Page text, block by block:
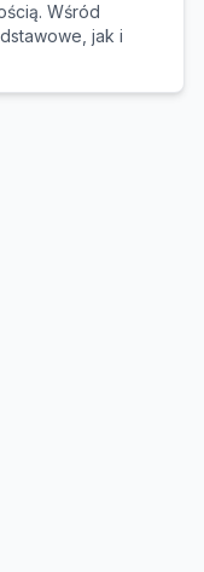
Wśród
jak i